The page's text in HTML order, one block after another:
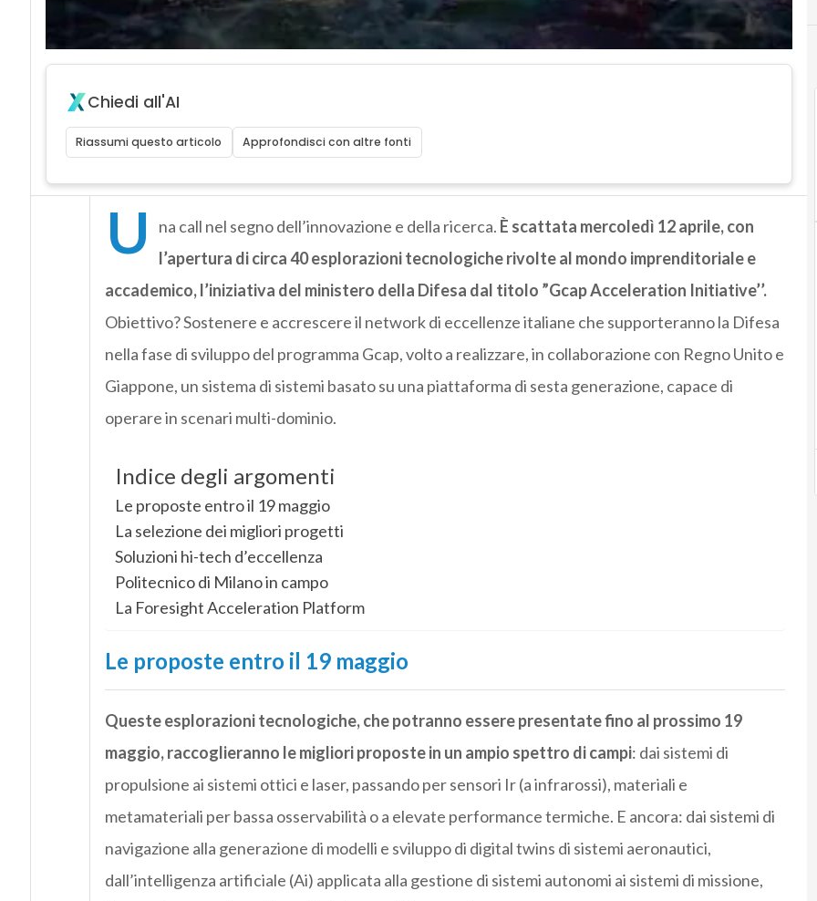
Chiedi all'AI
Riassumi questo articolo Approfondisci con altre fonti
U na call nel segno dell’innovazione e della ricerca. È scattata mercoledì 12 aprile, con
l’apertura di circa 40 esplorazioni tecnologiche rivolte al mondo imprenditoriale e
accademico, l’iniziativa del ministero della Difesa dal titolo ”Gcap Acceleration Initiative’’.
Obiettivo? Sostenere e accrescere il network di eccellenze italiane che supporteranno la Difesa
nella fase di sviluppo del programma Gcap, volto a realizzare, in collaborazione con Regno Unito e
Giappone, un sistema di sistemi basato su una piattaforma di sesta generazione, capace di
operare in scenari multi-dominio.
Indice degli argomenti
Le proposte entro il 19 maggio
La selezione dei migliori progetti
Soluzioni hi-tech d’eccellenza
Politecnico di Milano in campo
La Foresight Acceleration Platform
Le proposte entro il 19 maggio
Queste esplorazioni tecnologiche, che potranno essere presentate fino al prossimo 19
maggio, raccoglieranno le migliori proposte in un ampio spettro di campi: dai sistemi di
propulsione ai sistemi ottici e laser, passando per sensori Ir (a infrarossi), materiali e
metamateriali per bassa osservabilità o a elevate performance termiche. E ancora: dai sistemi di
navigazione alla generazione di modelli e sviluppo di digital twins di sistemi aeronautici,
dall’intelligenza artificiale (Ai) applicata alla gestione di sistemi autonomi ai sistemi di missione,